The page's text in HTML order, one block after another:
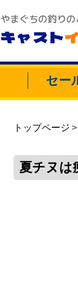
やまぐちの釣りの
キャスト
セー
トップページ
夏チヌは